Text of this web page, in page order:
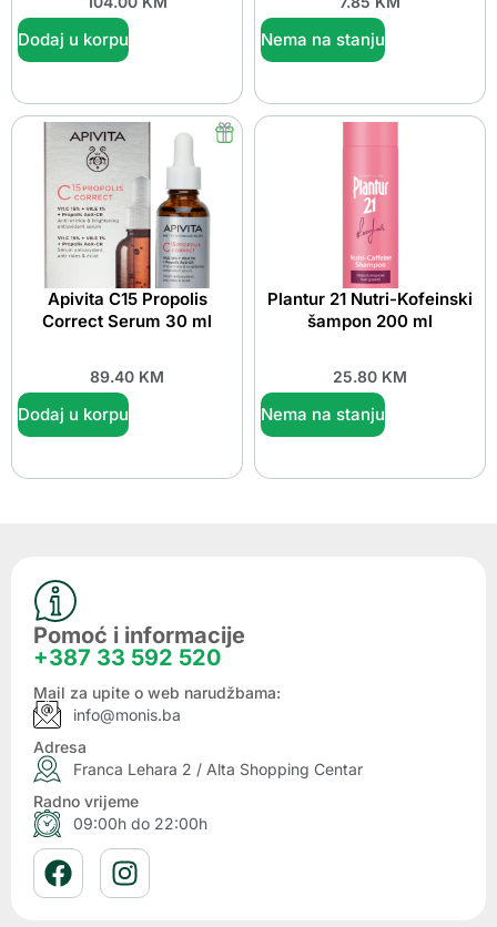
Dodaj u korpu Nema na stanju
Apivita C15 Propolis
Correct Serum 30 ml
89.40 KM
Dodaj u korpu
Plantur 21 Nutri-Kofeinski
šampon 200 ml
25.80 KM
Nema na stanju
Pomoć i informacije
+387 33 592 520
Mail za upite o web narudžbama:
info@monis.ba
Adresa
Franca Lehara 2 / Alta Shopping Centar
Radno vrijeme
09:00h do 22:00h